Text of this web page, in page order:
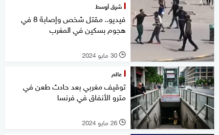
شرق أوسط
فيديو.. مقتل شخص وإصابة 8 في
هجوم بسكين في المغرب
l 30 مايو 2024
عالم
توقيف مغربي بعد حادث طعن في
مترو الأنفاق في فرنسا
l 26 مايو 2024